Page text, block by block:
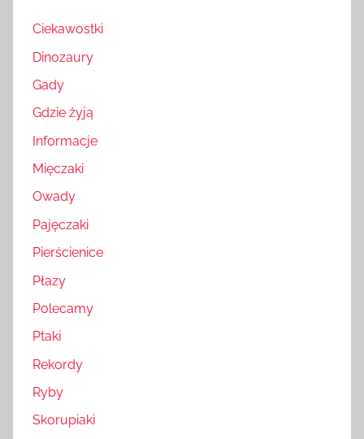
Ciekawostki
Dinozaury
Gady
Gdzie żyją
Informacje
Mięczaki
Owady
Pajęczaki
Pierścienice
Płazy
Polecamy
Ptaki
Rekordy
Ryby
Skorupiaki